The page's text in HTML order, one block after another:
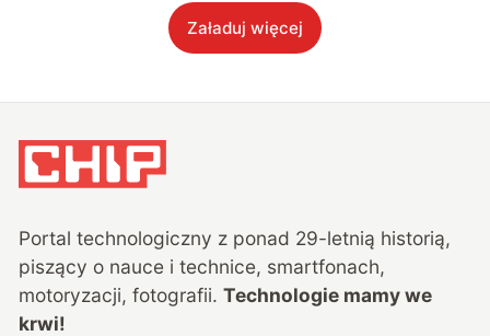
Załaduj więcej
Portal technologiczny z ponad 29-letnią historią,
piszący o nauce i technice, smartfonach,
motoryzacji, fotografii. Technologie mamy we
krwi!